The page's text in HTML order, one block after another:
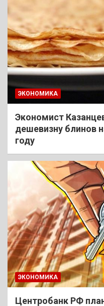
ЭКОНОМИКА
Экономист
дешевизну блинов
году
ЭКОНОМИКА
Центробанк РФ